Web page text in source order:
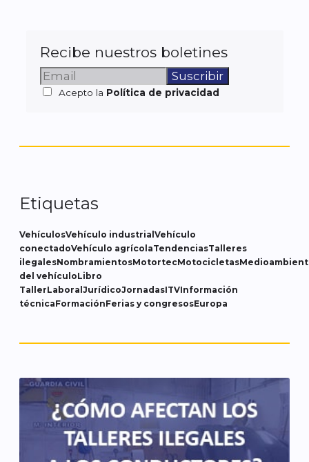
Recibe nuestros boletines
Acepto la Política de privacidad
Etiquetas
VehículosVehículo industrial Vehículo
conectadoVehículo agrícolaTendenciasTalleres
ilegalesNombramientosMotortecMotocicletas
del vehículoLibro
TallerLaboral JurídicoJornadasITVInformación
técnicaFormaciónFerias y congresosEuropa